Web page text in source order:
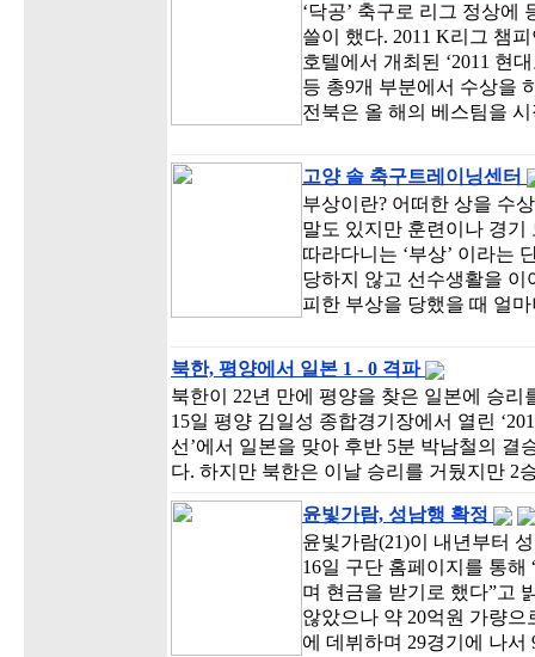
‘닥공’ 축구로 리그 정상에
쓸이 했다. 2011 K리그 챔
호텔에서 개최된 ‘2011 현
등 총9개 부분에서 수상을
전북은 올 해의 베스팀을
고양 솔 축구트레이닝센터
부상이란? 어떠한 상을 수
말도 있지만 훈련이나 경
따라다니는 ‘부상’ 이라는
당하지 않고 선수생활을
피한 부상을 당했을 때 얼
북한, 평양에서 일본 1 - 0 격파
북한이 22년 만에 평양을 찾은 일본에 승
15일 평양 김일성 종합경기장에서 열린
선’에서 일본을 맞아 후반 5분 박남철의 결
다. 하지만 북한은 이날 승리를 거뒀지만 2
윤빛가람, 성남행 확정
윤빛가람(21)이 내년부터
16일 구단 홈페이지를 통
며 현금을 받기로 했다”고
않았으나 약 20억원 가량
에 데뷔하며 29경기에 나